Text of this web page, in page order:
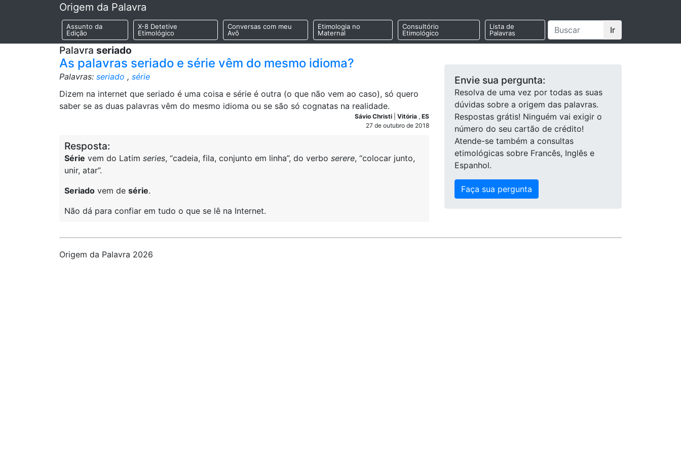
Origem da Palavra
Assunto da
Edição
X-8 Detetive
Etimológico
Conversas com meu
Avô
Etimologia no
Maternal
Consultório
Etimológico
Lista de
Palavras
Ir
Palavra seriado
As palavras seriado e série vêm do mesmo idioma?
Palavras: seriado , série
Dizem na internet que seriado é uma coisa e série é outra (o que não vem ao caso), só quero
saber se as duas palavras vêm do mesmo idioma ou se são só cognatas na realidade.
Sávio Christi Vitória , ES
27 de outubro de 2018
Resposta:
Série vem do Latim series, “cadeia, fila, conjunto em linha”, do verbo serere, “colocar junto,
unir, atar”.
Seriado vem de série.
Não dá para confiar em tudo o que se lê na Internet.
Envie sua pergunta:
Resolva de uma vez por todas as suas
dúvidas sobre a origem das palavras.
Respostas grátis! Ninguém vai exigir o
número do seu cartão de crédito!
Atende-se também a consultas
etimológicas sobre Francês, Inglês e
Espanhol.
Faça sua pergunta
Origem da Palavra 2026